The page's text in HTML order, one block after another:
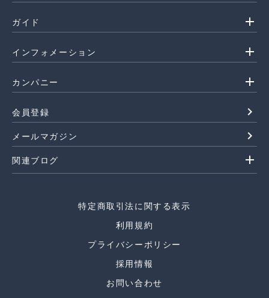
ガイド add
インフォメーション add
カンパニー add
会員登録 navigate_next
メールマガジン navigate_next
関連ブログ add
特定商取引法に関する表示
利用規約
プライバシーポリシー
採用情報
お問い合わせ